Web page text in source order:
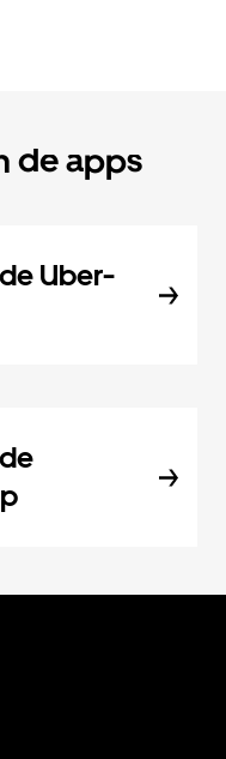
de apps
Uber-